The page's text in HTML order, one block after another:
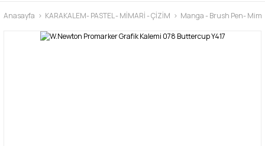
Anasayfa KARAKALEM- PASTEL - MİMARİ - ÇİZİM Manga - Brush Pen-